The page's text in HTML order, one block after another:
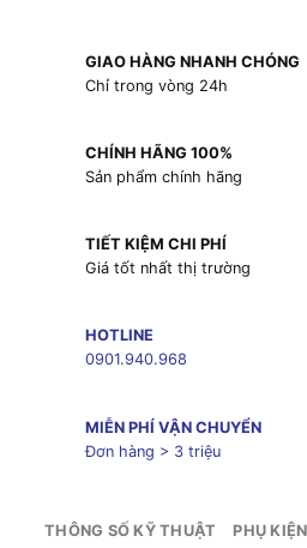
GIAO HÀNG NHANH CHÓNG
Chỉ trong vòng 24h
CHÍNH HÃNG 100%
Sản phẩm chính hãng
TIẾT KIỆM CHI PHÍ
Giá tốt nhất thị trường
HOTLINE
0901.940.968
MIỄN PHÍ VẬN CHUYỂN
Đơn hàng > 3 triệu
THÔNG SỐ KỸ THUẬT PHỤ